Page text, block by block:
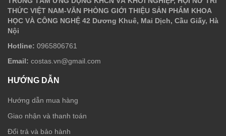
THỨC VIỆT NAM-VĂN PHÒNG GIỚI THIỆU SẢN PHẨM KHOA
HỌC VÀ CÔNG NGHỆ 42 Dương Khuê, Mai Dịch, Cầu Giấy, Hà
Nội
Hotline: 0965806761
Email: costas.vn@gmail.com
HƯỚNG DẪN
Hướng dẫn mua hàng
Giao nhận và thanh toán
Đổi trả và bảo hành